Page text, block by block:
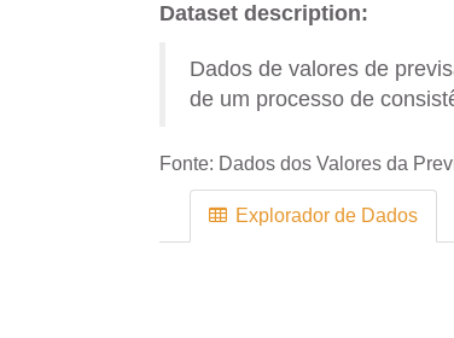
Dataset description:
Dados de valores de
de um processo de
Fonte: Dados dos Valores da
Explorador de Dados